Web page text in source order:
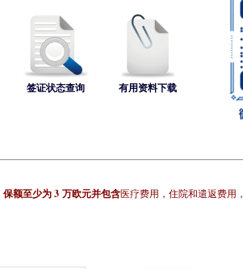
签证状态查询 有用资料下载
保额至少为 3 万欧元并包含医疗费用，住院和遣返费用，